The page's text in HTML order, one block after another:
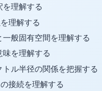
理解する
理解する
般固有空間を理解する
を理解する
ル半径の関係を把握する
接続を理解する